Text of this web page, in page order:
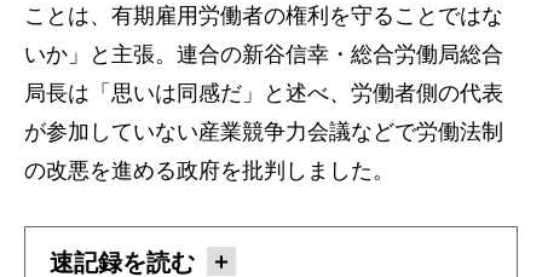
ことは、有期雇用労働者の権利を守ることではな
いか」と主張。連合の新谷信幸・総合労働局総合
局長は「思いは同感だ」と述べ、労働者側の代表
が参加していない産業競争力会議などで労働法制
の改悪を進める政府を批判しました。
速記録を読む